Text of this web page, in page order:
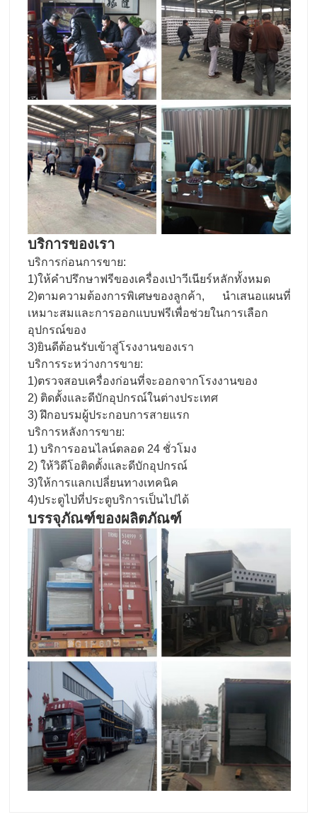
บริการของเรา
บริการก่อนการขาย:
1)ให้คําปรึกษาฟรีของเครื่องเป่าวีเนียร์หลักทั้งหมด
2)ตามความต้องการพิเศษของลูกค้า, นําเสนอแผนที่
เหมาะสมและการออกแบบฟรีเพื่อช่วยในการเลือก
อุปกรณ์ของ
3)ยินดีต้อนรับเข้าสู่โรงงานของเรา
บริการระหว่างการขาย:
1)ตรวจสอบเครื่องก่อนที่จะออกจากโรงงานของ
2) ติดตั้งและดีบักอุปกรณ์ในต่างประเทศ
3) ฝึกอบรมผู้ประกอบการสายแรก
บริการหลังการขาย:
1) บริการออนไลน์ตลอด 24 ชั่วโมง
2) ให้วิดีโอติดตั้งและดีบักอุปกรณ์
3)ให้การแลกเปลี่ยนทางเทคนิค
4)ประตูไปที่ประตูบริการเป็นไปได้
บรรจุภัณฑ์ของผลิตภัณฑ์